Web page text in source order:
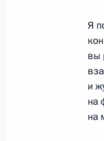
11
Я
вы
и
на
на